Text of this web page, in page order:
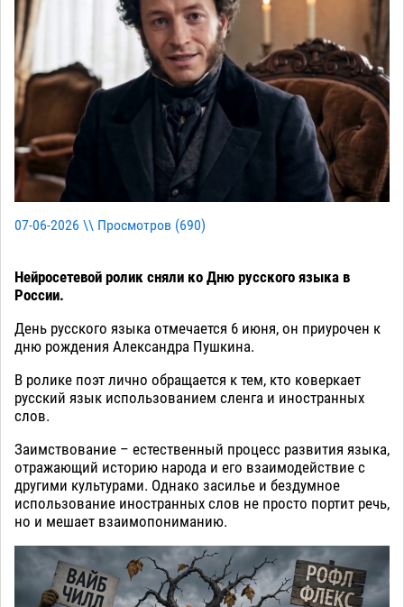
07-06-2026 \\ Просмотров (690)
Нейросетевой ролик сняли ко Дню русского языка в
России.
День русского языка отмечается 6 июня, он приурочен к
дню рождения Александра Пушкина.
В ролике поэт лично обращается к тем, кто коверкает
русский язык использованием сленга и иностранных
слов.
Заимствование – естественный процесс развития языка,
отражающий историю народа и его взаимодействие с
другими культурами. Однако засилье и бездумное
использование иностранных слов не просто портит речь,
но и мешает взаимопониманию.